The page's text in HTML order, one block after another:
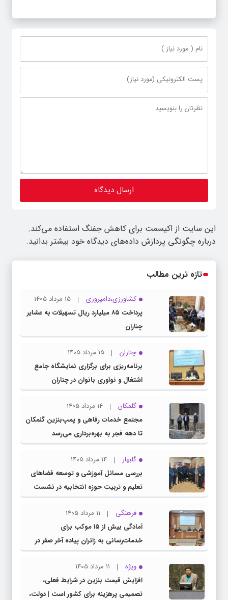
این سایت از اکیسمت برای کاهش جفنگ استفاده می‌کند.
درباره چگونگی پردازش داده‌های دیدگاه خود بیشتر بدانید.
تازه ترین مطالب
کشاورزی،دامپروری
15 مرداد 1405
پرداخت ۸۵ میلیارد ریال تسهیلات به عشایر
چناران
چناران
15 مرداد 1405
برنامه‌ریزی برای برگزاری نمایشگاه جامع
اشتغال و نوآوری بانوان در چناران
گلمکان
14 مرداد 1405
مجتمع خدمات رفاهی و پمپ‌بنزین گلمکان
تا دهه فجر به بهره‌برداری می‌رسد
گلبهار
14 مرداد 1405
بررسی مسائل آموزشی و توسعه فضاهای
تعلیم و تربیت حوزه انتخابیه در نشست
مشترک عضو کمیسیون آموزش مجلس با
مدیرکل آموزش و پرورش خراسان رضوی
فرهنگی
11 مرداد 1405
آمادگی بیش از ۱۵ موکب برای
خدمات‌رسانی به زائران پیاده آخر صفر در
شهرستان چناران
ویژه
11 مرداد 1405
افزایش قیمت بنزین در شرایط فعلی،
تصمیمی پرهزینه برای کشور است | دولت،